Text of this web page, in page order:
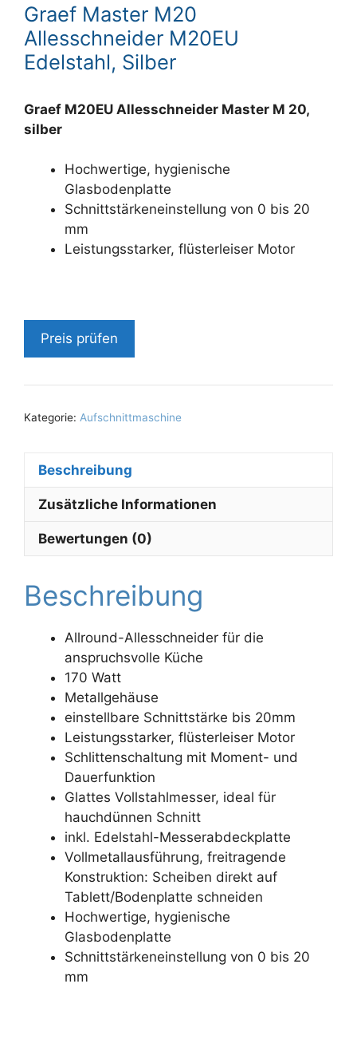
Graef Master M20
Allesschneider M20EU
Edelstahl, Silber
Graef M20EU Allesschneider Master M 20,
silber
Hochwertige, hygienische
Glasbodenplatte
Schnittstärkeneinstellung von 0 bis 20
mm
Leistungsstarker, flüsterleiser Motor
Preis prüfen
Kategorie: Aufschnittmaschine
Beschreibung
Zusätzliche Informationen
Bewertungen (0)
Beschreibung
Allround-Allesschneider für die
anspruchsvolle Küche
170 Watt
Metallgehäuse
einstellbare Schnittstärke bis 20mm
Leistungsstarker, flüsterleiser Motor
Schlittenschaltung mit Moment- und
Dauerfunktion
Glattes Vollstahlmesser, ideal für
hauchdünnen Schnitt
inkl. Edelstahl-Messerabdeckplatte
Vollmetallausführung, freitragende
Konstruktion: Scheiben direkt auf
Tablett/Bodenplatte schneiden
Hochwertige, hygienische
Glasbodenplatte
Schnittstärkeneinstellung von 0 bis 20
mm